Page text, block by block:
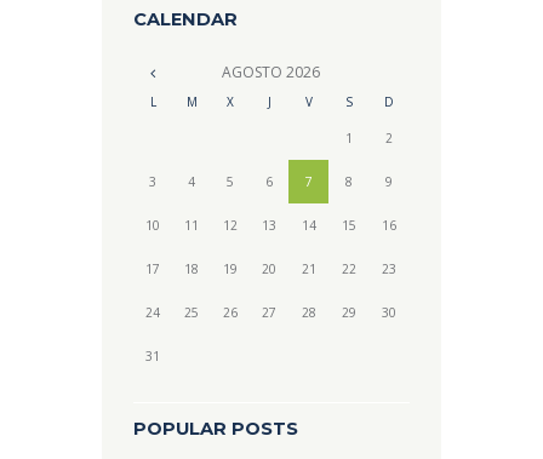
CALENDAR
AGOSTO 2026
L M X J V S D
1 2
3 4 5 6 7 8 9
10 11 12 13 14 15 16
17 18 19 20 21 22 23
24 25 26 27 28 29 30
31
POPULAR POSTS